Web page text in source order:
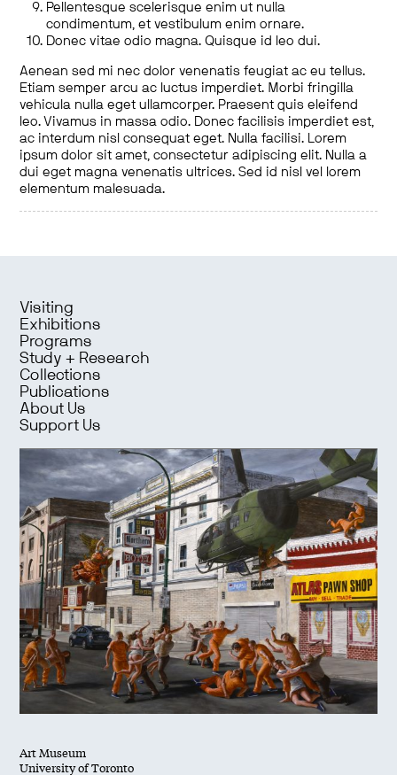
Pellentesque scelerisque enim ut nulla
condimentum, et vestibulum enim ornare.
Donec vitae odio magna. Quisque id leo dui.
Aenean sed mi nec dolor venenatis feugiat ac eu tellus.
Etiam semper arcu ac luctus imperdiet. Morbi fringilla
vehicula nulla eget ullamcorper. Praesent quis eleifend
leo. Vivamus in massa odio. Donec facilisis imperdiet est,
ac interdum nisl consequat eget. Nulla facilisi. Lorem
ipsum dolor sit amet, consectetur adipiscing elit. Nulla a
dui eget magna venenatis ultrices. Sed id nisl vel lorem
elementum malesuada.
Visiting
Exhibitions
Programs
Study + Research
Collections
Publications
About Us
Support Us
Art Museum
University of Toronto